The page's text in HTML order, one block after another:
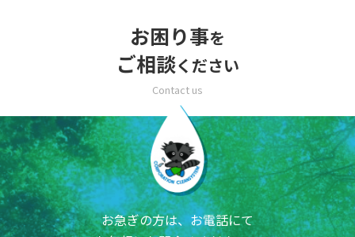
お困り事を
ご相談ください
お急ぎの方は、お電話にて